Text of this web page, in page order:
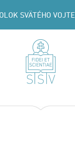
SVÄTÉHO